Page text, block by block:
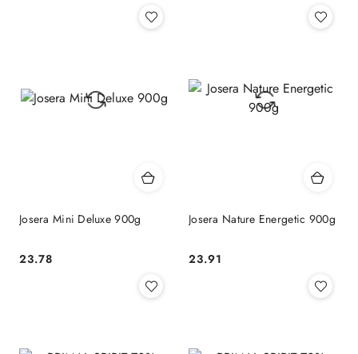
Josera Mini Deluxe 900g
Cena:
23.78
Josera Nature Energetic 900g
Cena:
23.91